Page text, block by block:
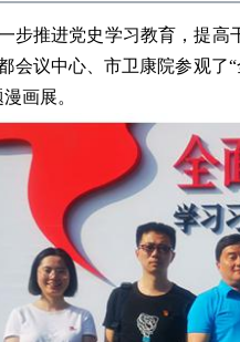
推进党史学习教育，提高干
会议中心、市卫康院参观
画展。